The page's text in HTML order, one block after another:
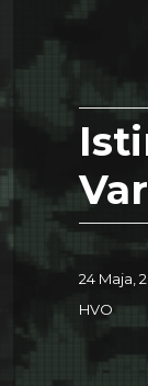
Posted
24 Maja,
Categories
HVO